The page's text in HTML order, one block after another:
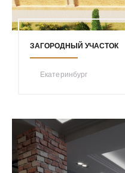
ЗАГОРОДНЫЙ УЧАСТОК
Екатеринбург